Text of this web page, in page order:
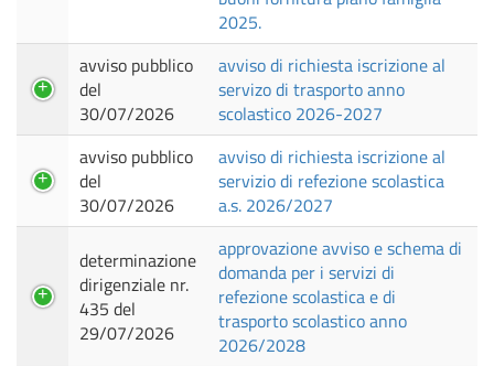
2025.
avviso pubblico
del
30/07/2026
avviso di richiesta iscrizione al
servizo di trasporto anno
scolastico 2026-2027
avviso pubblico
del
30/07/2026
avviso di richiesta iscrizione al
servizio di refezione scolastica
a.s. 2026/2027
determinazione
dirigenziale nr.
435 del
29/07/2026
approvazione avviso e schema di
domanda per i servizi di
refezione scolastica e di
trasporto scolastico anno
2026/2028